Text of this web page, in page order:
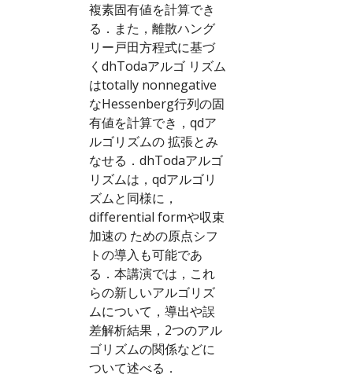
複素固有値を計算でき
る．また，離散ハング
リー戸田方程式に基づ
くdhTodaアルゴ リズム
はtotally nonnegative
なHessenberg行列の固
有値を計算でき，qdア
ルゴリズムの 拡張とみ
なせる．dhTodaアルゴ
リズムは，qdアルゴリ
ズムと同様に，
differential formや収束
加速の ための原点シフ
トの導入も可能であ
る．本講演では，これ
らの新しいアルゴリズ
ムについて，導出や誤
差解析結果，2つのアル
ゴリズムの関係などに
ついて述べる．